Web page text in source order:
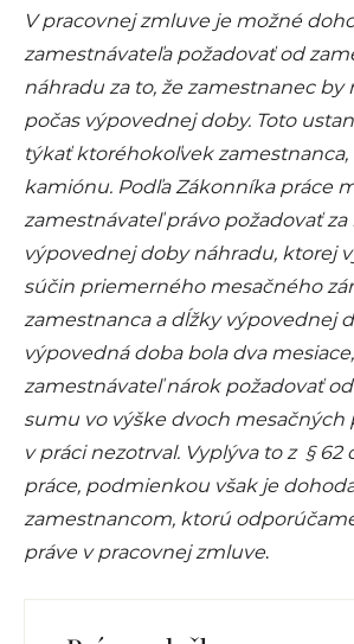
V pracovnej zmluve je možné
zamestnávateľa požadovať od
náhradu za to, že zamestnanec by
počas výpovednej doby. Toto
týkať ktoréhokoľvek
kamiónu. Podľa Zákonníka práce
zamestnávateľ právo požadovať za
výpovednej doby náhradu, ktorej
súčin priemerného mesačného
zamestnanca a dĺžky výpovednej
výpovedná doba bola dva
zamestnávateľ nárok požadovať
sumu vo výške dvoch mesačných
v práci nezotrval. Vyplýva to z § 62
práce, podmienkou však je
zamestnancom, ktorú
práve v pracovnej zmluve.